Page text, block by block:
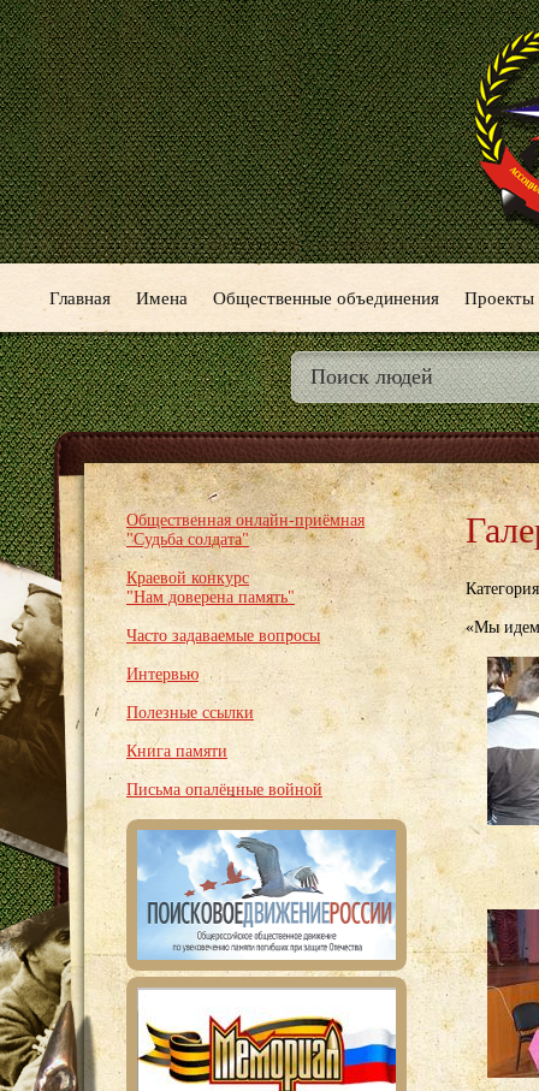
Главная Имена Общественные объединения Проекты
Общественная онлайн-приёмная
"Судьба солдата"
Краевой конкурс
"Нам доверена память"
Часто задаваемые вопросы
Интервью
Полезные ссылки
Книга памяти
Письма опалённые войной
«Мы идем